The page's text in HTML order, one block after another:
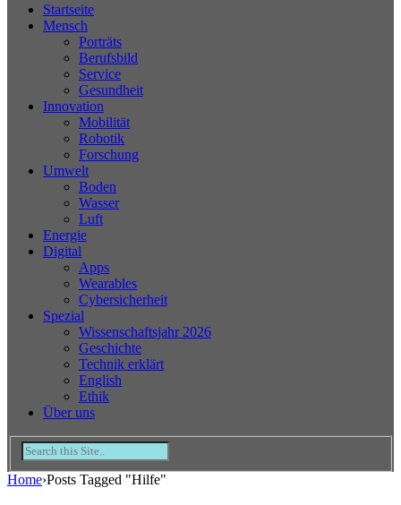
Startseite
Mensch
Porträts
Berufsbild
Service
Gesundheit
Innovation
Mobilität
Robotik
Forschung
Umwelt
Boden
Wasser
Luft
Energie
Digital
Apps
Wearables
Cybersicherheit
Spezial
Wissenschaftsjahr 2026
Geschichte
Technik erklärt
English
Ethik
Über uns
Home›Posts Tagged "Hilfe"